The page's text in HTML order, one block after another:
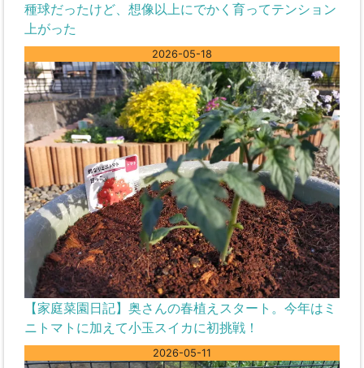
種球だったけど、想像以上にでかく育ってテンション
上がった
2026-05-18
【家庭菜園日記】奥さんの春植えスタート。今年はミ
ニトマトに加えて小玉スイカに初挑戦！
2026-05-11